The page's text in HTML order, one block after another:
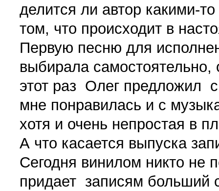
делится ли автор какими-
том, что происходит в
Первую песню для
выбирала
этот раз Олег предложил
мне понравилась и с
хотя и очень непростая в
А что касается выпуска
Сегодня винилом никто не
придает записям больший